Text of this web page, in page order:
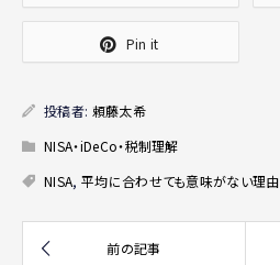
Pin it
投稿者: 頼藤太希
NISA・iDeCo・税制理解
NISA, 平均に合わせても意味がない理由